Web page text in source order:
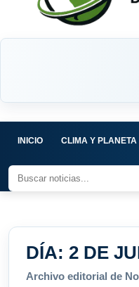
INICIO CLIMA Y PLANETA
DÍA: 2 DE
Archivo editorial de